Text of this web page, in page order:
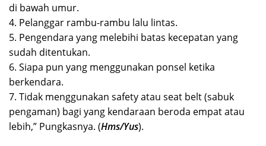
di bawah umur.
4. Pelanggar rambu-rambu lalu lintas.
5. Pengendara yang melebihi batas kecepatan yang
sudah ditentukan.
6. Siapa pun yang menggunakan ponsel ketika
berkendara.
7. Tidak menggunakan safety atau seat belt (sabuk
pengaman) bagi yang kendaraan beroda empat atau
lebih,” Pungkasnya. (Hms/Yus).